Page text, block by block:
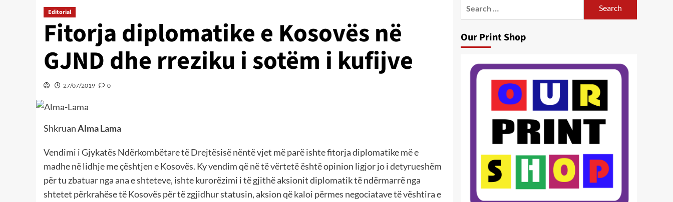
Editorial
Fitorja diplomatike e Kosovës në
GJND dhe rreziku i sotëm i kufijve
27/07/2019 0
ShkruanAlma Lama
Vendimi i Gjykatës Ndërkombëtare të Drejtësisë nëntë vjet më parë ishte fitorja diplomatike më e
madhe në lidhje me çështjen e Kosovës. Ky vendim që në të vërtetë është opinion ligjor jo i detyrueshëm
për tu zbatuar nga ana e shteteve, ishte kurorëzimi i të gjithë aksionit diplomatik të ndërmarrë nga
shtetet përkrahëse të Kosovës për të zgjidhur statusin, aksion që kaloi përmes negociatave të vështira e
Our Print Shop